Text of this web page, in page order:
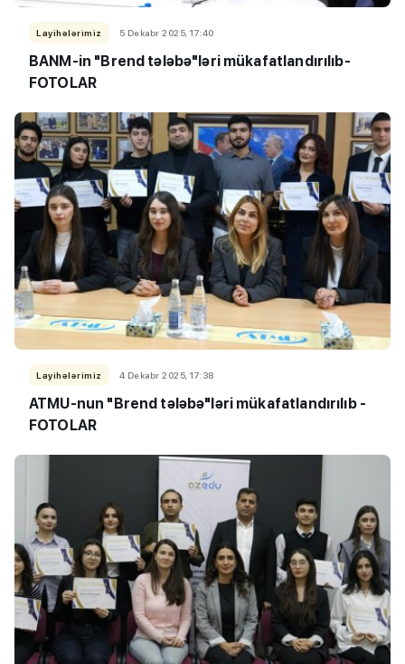
Layihələrimiz 5 Dekabr 2025, 17:40
BANM-in "Brend tələbə"ləri mükafatlandırılıb-
FOTOLAR
Layihələrimiz 4 Dekabr 2025, 17:38
ATMU-nun "Brend tələbə"ləri mükafatlandırılıb -
FOTOLAR